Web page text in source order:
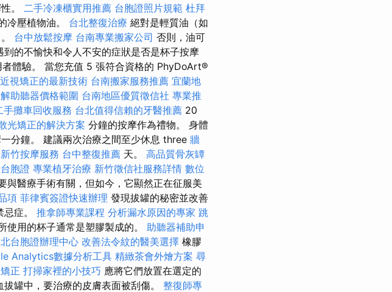
。 二手冷凍櫃實用推薦 台胞證照片規範 杜拜
冷壓植物油。 台北整復治療 絕對是輕質油（如
台中放鬆按摩 台南專業搬家公司 否則，油可
的不愉快和令人不安的症狀是否是杯子按摩
體驗。 當您充值 5 張符合資格的 PhyDoArt®
近視矯正的最新技術 台南搬家服務推薦 宜蘭地
助聽器價格範圍 台南地區優質徵信社 專業推
手攤車回收服務 台北值得信賴的牙醫推薦 20
光矯正的解決方案 分鐘的按摩作為禮物。 身體
分鐘。 建議兩次治療之間至少休息 three 牆
新竹按摩服務 台中整復推薦 天。 高品質骨灰罈
胞證 專業植牙治療 新竹徵信社服務詳情 數位
醫療手術有關，但如今，它顯然正在征服美
項 菲律賓簽證快速辦理 發現拔罐的秘密並改善
症。 推拿師專業課程 分析漏水原因的專家 跳
使用的杯子通常是塑膠製成的。 助聽器補助申
台胞證辦理中心 改善法令紋的醫美選擇 橡膠
Analytics數據分析工具 精緻茶會外燴方案 尋
正 打掃家裡的小技巧 應將它們放置在選定的
罐中，要治療的皮膚表面被刮傷。 整復師專